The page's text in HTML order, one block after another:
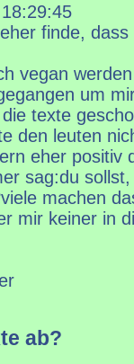
finde,
vegan
um
texte
den leuten
eher positiv
sag:du
machen
mir keiner in
ab?